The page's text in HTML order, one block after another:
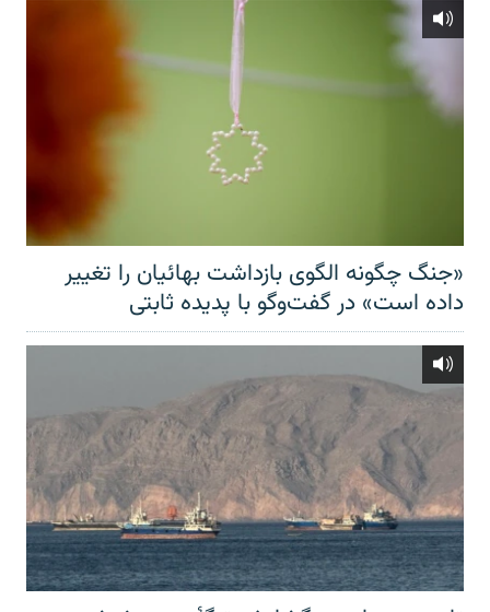
«جنگ چگونه الگوی بازداشت بهائیان را تغییر
داده است» در گفت‌وگو با پدیده ثابتی